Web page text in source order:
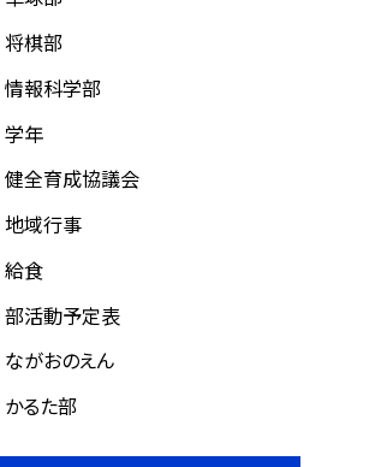
将棋部
情報科学部
学年
健全育成協議会
地域行事
給食
部活動予定表
ながおのえん
かるた部